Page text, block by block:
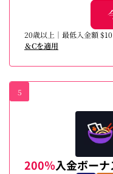
20歳以上｜最低入金額
＆Cを適用
5
200％入金ボーナ